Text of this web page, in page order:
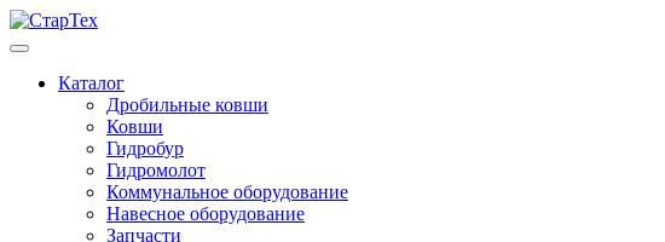
Каталог
Дробильные ковши
Ковши
Гидробур
Гидромолот
Коммунальное оборудование
Навесное оборудование
Запчасти